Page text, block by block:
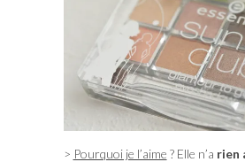
> Pourquoi je l’aime ? Elle n’a rien